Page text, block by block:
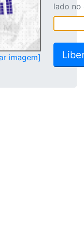
imagem]
lado no